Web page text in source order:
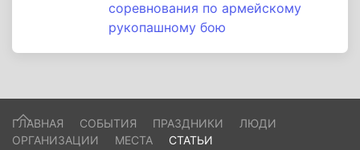
соревнования по армейскому
рукопашному бою
ГЛАВНАЯ СОБЫТИЯ ПРАЗДНИКИ
ЛЮДИ
ОРГАНИЗАЦИИ
МЕСТА СТАТЬИ